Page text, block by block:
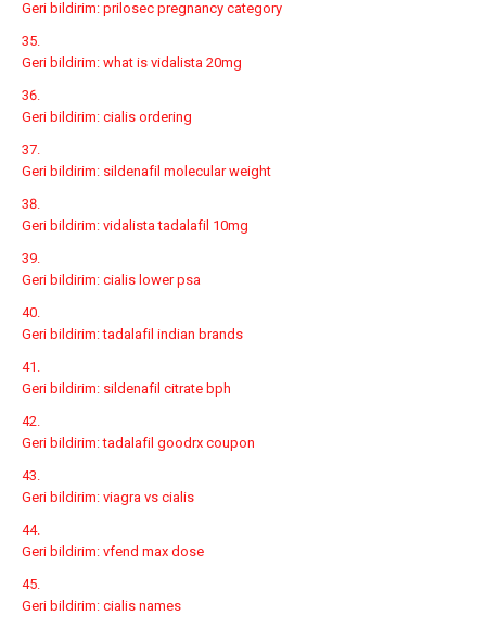
Geri bildirim: prilosec pregnancy category
Geri bildirim: what is vidalista 20mg
Geri bildirim: cialis ordering
Geri bildirim: sildenafil molecular weight
Geri bildirim: vidalista tadalafil 10mg
Geri bildirim: cialis lower psa
Geri bildirim:tadalafil indian brands
Geri bildirim: sildenafil citrate bph
Geri bildirim:tadalafil goodrx coupon
Geri bildirim: viagra vs cialis
Geri bildirim: vfend max dose
Geri bildirim: cialis names